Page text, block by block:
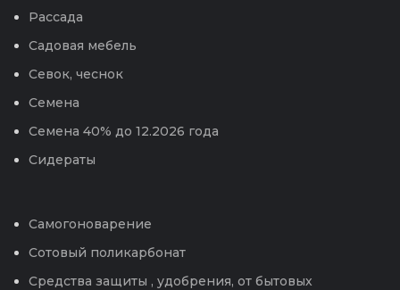
Рассада
Садовая мебель
Севок, чеснок
Семена
Семена 40% до 12.2026 года
Сидераты
Самогоноварение
Сотовый поликарбонат
Средства защиты , удобрения, от бытовых